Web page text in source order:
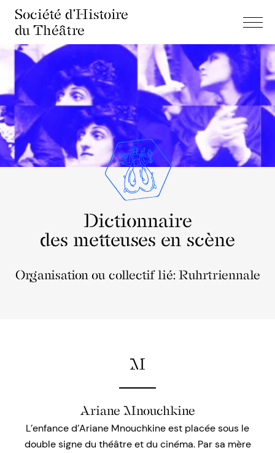
Société d'Histoire
du Théâtre
Dictionnaire
des metteuses en scène
Organisation ou collectif lié: Ruhrtriennale
M
Ariane Mnouchkine
L’enfance d’Ariane Mnouchkine est placée sous le
double signe du théâtre et du cinéma. Par sa mère